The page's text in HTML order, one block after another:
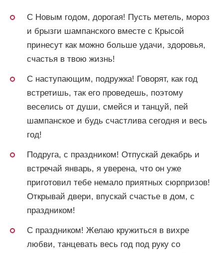
С Новым годом, дорогая! Пусть метель, мороз
и брызги шампанского вместе с Крысой
принесут как можно больше удачи, здоровья,
счастья в твою жизнь!
С наступающим, подружка! Говорят, как год
встретишь, так его проведешь, поэтому
веселись от души, смейся и танцуй, пей
шампанское и будь счастлива сегодня и весь
год!
Подруга, с праздником! Отпускай декабрь и
встречай январь, я уверена, что он уже
приготовил тебе немало приятных сюрпризов!
Открывай двери, впускай счастье в дом, с
праздником!
С праздником! Желаю кружиться в вихре
любви, танцевать весь год под руку со